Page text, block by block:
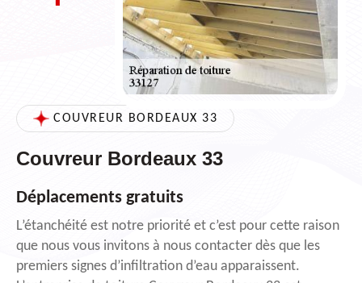
COUVREUR BORDEAUX 33
Couvreur Bordeaux 33
Déplacements gratuits
L’étanchéité est notre priorité et c’est pour cette raison
que nous vous invitons à nous contacter dès que les
premiers signes d’infiltration d’eau apparaissent.